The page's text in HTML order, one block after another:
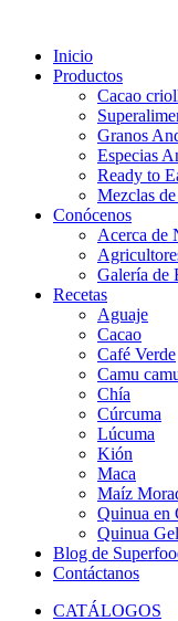
Inicio
Productos
Cacao
Granos
Especias
Ready to
Mezclas
Conócenos
Acerca de
Galería de
Recetas
Aguaje
Cacao
Café Verde
Camu
Chía
Cúrcuma
Lúcuma
Kión
Maca
Maíz
Quinua en
Quinua
Blog de
Contáctanos
CATÁLOGOS